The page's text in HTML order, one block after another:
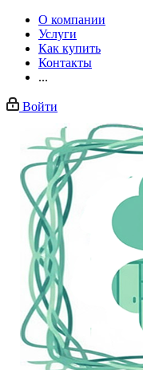
О компании
Услуги
Как купить
Контакты
...
Войти